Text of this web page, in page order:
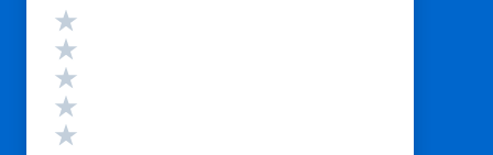
Valutazione